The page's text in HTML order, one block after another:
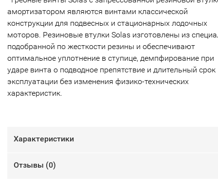
амортизатором являются винтами классической
конструкции для подвесных и стационарных лодочных
моторов. Резиновые втулки Solas изготовлены из
подобранной по жесткости резины и обеспечивают
оптимальное уплотнение в ступице, демпфирование при
ударе винта о подводное препятствие и длительный срок
эксплуатации без изменения физико-технических
характеристик.
Характеристики
Отзывы (0)